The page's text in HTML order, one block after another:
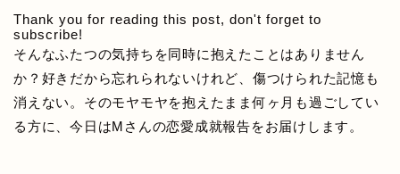
Thank you for reading this post, don't forget to
subscribe!
そんなふたつの気持ちを同時に抱えたことはありません
か？好きだから忘れられないけれど、傷つけられた記憶も
消えない。そのモヤモヤを抱えたまま何ヶ月も過ごしてい
る方に、今日はMさんの恋愛成就報告をお届けします。